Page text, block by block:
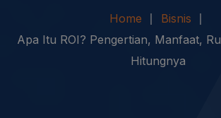
Home
Bisnis
Apa Itu ROI? Pengertian, Manfaat,
Hitungnya